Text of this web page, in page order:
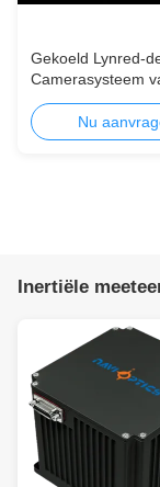
Gekoeld Lynred-
Camerasysteem
Detector
Weergave
Nu
Inertiële